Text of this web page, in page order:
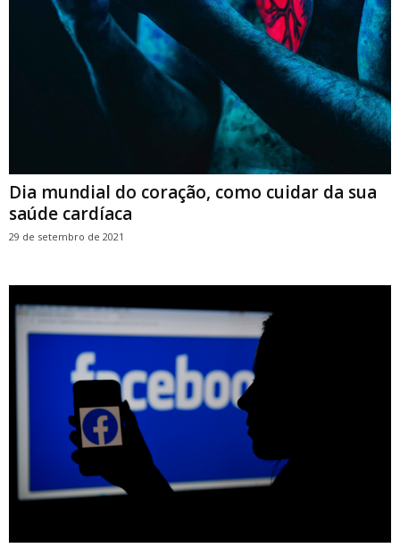
Dia mundial do coração, como cuidar da sua
saúde cardíaca
29 de setembro de 2021